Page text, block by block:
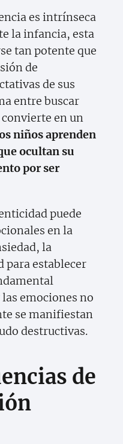
es intrínseca
la infancia, esta
tan potente que
de
de sus
entre buscar
en un
niños aprenden
ocultan su
por ser
puede
en la
la
para establecer
emociones no
se manifiestan
destructivas.
de